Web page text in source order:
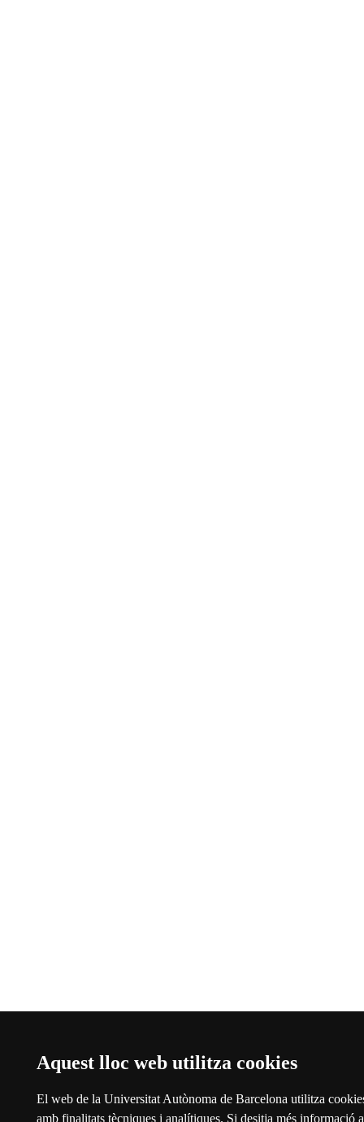
Aquest lloc web utilitza cookies
El web de la Universitat Autònoma de Barcelona utilitza
amb finalitats tècniques i analítiques. Si desitja més informació